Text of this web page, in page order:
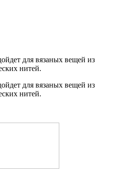
для вязаных вещей из
нитей.
для вязаных вещей из
нитей.